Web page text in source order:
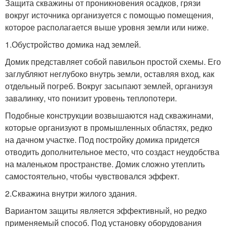
Защита скважины от проникновения осадков, грязи
вокруг источника организуется с помощью помещения,
которое располагается выше уровня земли или ниже.
1.Обустройство домика над землей.
Домик представляет собой павильон простой схемы. Его
заглубляют неглубоко внутрь земли, оставляя вход, как
отдельный погреб. Вокруг засыпают землей, организуя
завалинку, что понизит уровень теплопотери.
Подобные конструкции возвышаются над скважинами,
которые организуют в промышленных областях, редко
на дачном участке. Под постройку домика придется
отводить дополнительное место, что создаст неудобства
на маленьком пространстве. Домик сложно утеплить
самостоятельно, чтобы чувствовался эффект.
2.Скважина внутри жилого здания.
Вариантом защиты является эффективный, но редко
применяемый способ. Под установку оборудования